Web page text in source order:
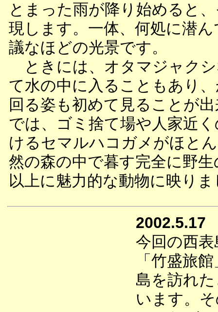
とまった雨が降り始めると
現します。一体、何処に潜
議なほどの光景です。
ときには、オタマジャク
て水の中に入ることもあり
回る姿も初めて見ることが
では、ゴミ捨て場や人家近
けるセマルハコガメがほと
然の森の中で暮す完全に野
以上に魅力的な動物に映り
2002.5.17
今回の西
「竹盛旅
島を訪れ
います。